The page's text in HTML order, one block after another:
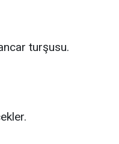
turşusu.